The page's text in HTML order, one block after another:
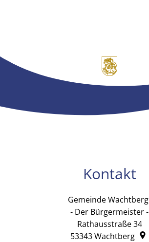
Kontakt
Gemeinde Wachtberg
- Der Bürgermeister -
Rathausstraße 34
53343Wachtberg